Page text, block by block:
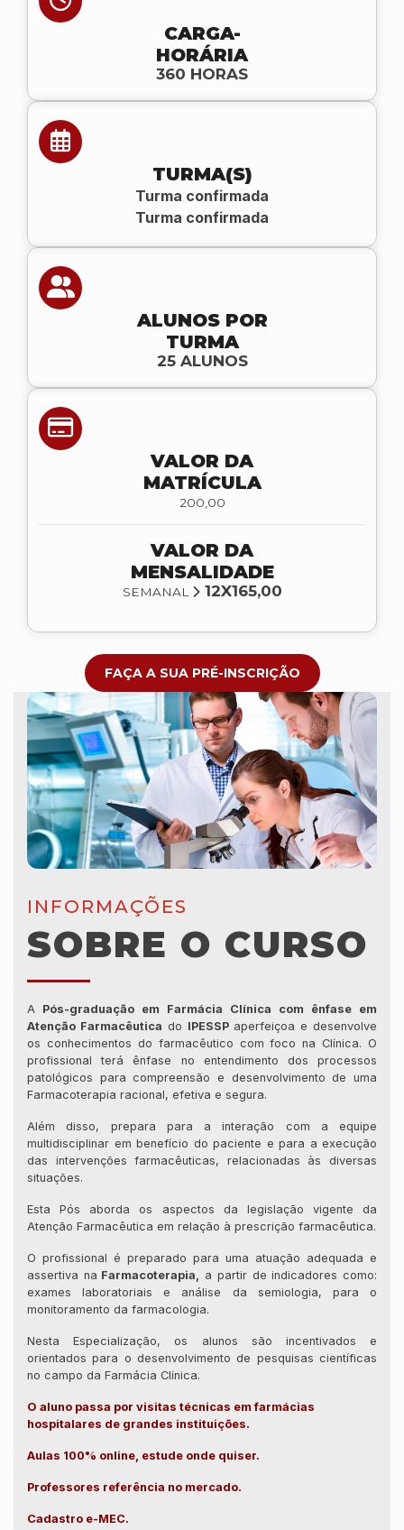
CARGA-
HORÁRIA
360 HORAS
TURMA(S)
Turma confirmada
Turma confirmada
ALUNOS POR
TURMA
25 ALUNOS
VALOR DA
MATRÍCULA
200,00
VALOR DA
MENSALIDADE
SEMANAL 12X165,00
FAÇA A SUA PRÉ-INSCRIÇÃO
INFORMAÇÕES
SOBRE O CURSO
A Pós-graduação em Farmácia Clínica com ênfase em
Atenção Farmacêutica do IPESSPaperfeiçoa e desenvolve
os conhecimentos do farmacêutico com foco na Clínica. O
profissional terá ênfase no entendimento dos processos
patológicos para compreensão e desenvolvimento de uma
Farmacoterapia racional, efetiva e segura.
Além disso, prepara para a interação com a equipe
multidisciplinar em benefício do paciente e para a execução
das intervenções farmacêuticas, relacionadas às diversas
situações.
Esta Pós aborda os aspectos da legislação vigente da
Atenção Farmacêutica em relação à prescrição farmacêutica.
O profissional é preparado para uma atuação adequada e
assertiva na Farmacoterapia, a partir de indicadores como:
exames laboratoriais e análise da semiologia, para o
monitoramento da farmacologia.
Nesta Especialização, os alunos são incentivados e
orientados para o desenvolvimento de pesquisas científicas
no campo da Farmácia Clínica.
O aluno passa por visitas técnicas em farmácias
hospitalares de grandes instituições.
Aulas 100% online, estude onde quiser.
Professores referência no mercado.
Cadastro e-MEC.